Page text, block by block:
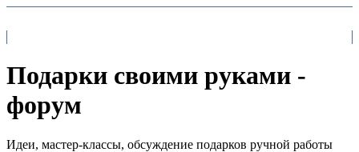
Подарки своими руками -
форум
Идеи, мастер-классы, обсуждение подарков ручной работы